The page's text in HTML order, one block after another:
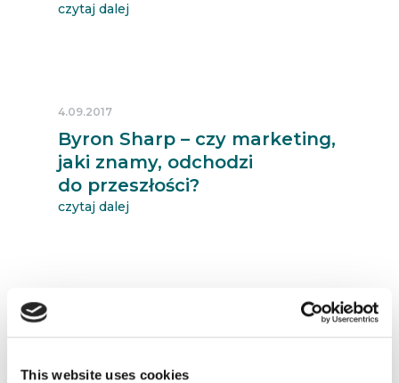
This website uses cookies
czytaj dalej
Byron Sharp – czy marketing,
jaki znamy, odchodzi
do przeszłości?
4.09.2017
czytaj dalej
One-for-one = marketingowa